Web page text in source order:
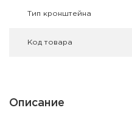
Сигнальные средства
Дартс
Комплекты
Тип кронштейна
Код товара
Описание